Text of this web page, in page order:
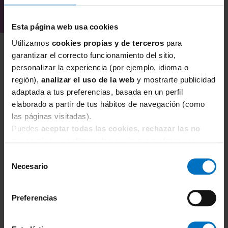
Esta página web usa cookies
Utilizamos cookies propias y de terceros para
garantizar el correcto funcionamiento del sitio,
personalizar la experiencia (por ejemplo, idioma o
región), analizar el uso de la web y mostrarte publicidad
adaptada a tus preferencias, basada en un perfil
elaborado a partir de tus hábitos de navegación (como
las páginas visitadas).
Puedes aceptar todas las cookies, rechazar las no
Necesario
Preferencias
Bañador mujer Rosa Faia Mix & Match Elouise sin aros
79,95 €